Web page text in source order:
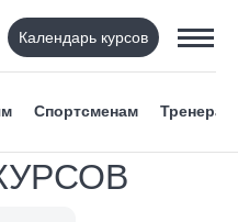
Календарь курсов
Спортсменам Тренерам